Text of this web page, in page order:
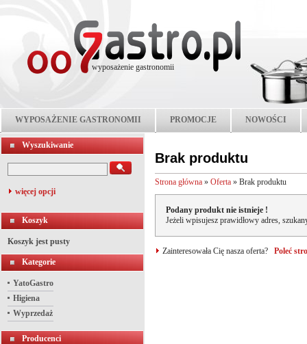
wyposażenie gastronomii
WYPOSAŻENIE GASTRONOMII PROMOCJE NOWOŚCI
Wyszukiwanie
więcej opcji
Koszyk
Koszyk jest pusty
Kategorie
YatoGastro
Higiena
Wyprzedaż
Producenci
Brak produktu
Strona główna » Oferta » Brak produktu
Podany produkt nie istnieje !
Jeżeli wpisujesz prawidłowy adres,
Zainteresowała Cię nasza oferta? Poleć